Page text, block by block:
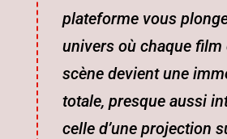
plateforme vous
univers où chaque film
scène devient une
totale, presque aussi
celle d’une projection